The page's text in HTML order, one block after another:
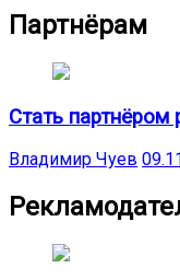
Партнёрам
Стать партнёром
Владимир Чуев